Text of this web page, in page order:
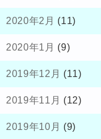
2020年2月 (11)
2020年1月 (9)
2019年12月 (11)
2019年11月 (12)
2019年10月 (9)